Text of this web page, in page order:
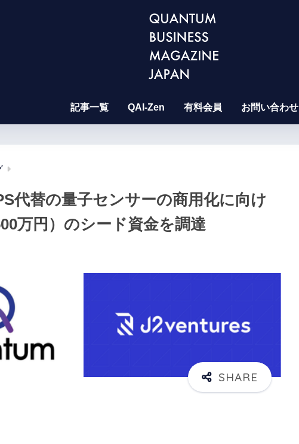
記事一覧 QAI-Zen 有料会員 お問い合わせ
代替の量子センサーの商用化に向け
万円）のシード資金を調達